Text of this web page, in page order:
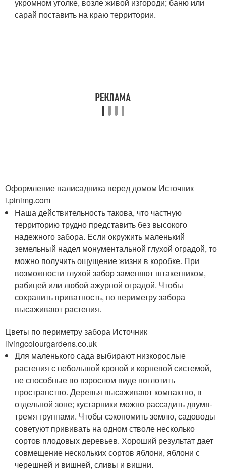
сарай поставить на краю территории.
Оформление палисадника перед домом Источник
i.pinimg.com
Наша действительность такова, что частную
территорию трудно представить без высокого
надежного забора. Если окружить маленький
земельный надел монументальной глухой оградой, то
можно получить ощущение жизни в коробке. При
возможности глухой забор заменяют штакетником,
рабицей или любой ажурной оградой. Чтобы
сохранить приватность, по периметру забора
высаживают растения.
Цветы по периметру забора Источник
livingcolourgardens.co.uk
Для маленького сада выбирают низкорослые
растения с небольшой кроной и корневой системой,
не способные во взрослом виде поглотить
пространство. Деревья высаживают компактно, в
отдельной зоне; кустарники можно рассадить двумя-
тремя группами. Чтобы сэкономить землю, садоводы
советуют прививать на одном стволе несколько
сортов плодовых деревьев. Хороший результат дает
совмещение нескольких сортов яблони, яблони с
черешней и вишней, сливы и вишни.